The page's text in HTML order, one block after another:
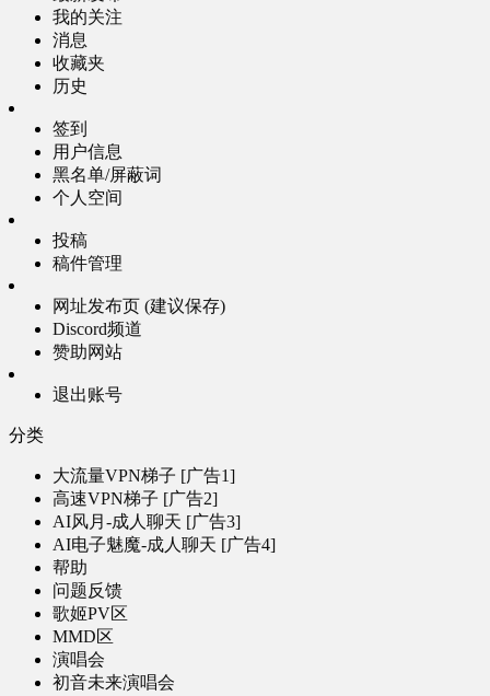
我的关注
消息
收藏夹
历史
签到
用户信息
黑名单/屏蔽词
个人空间
投稿
稿件管理
网址发布页 (建议保存)
Discord频道
赞助网站
退出账号
分类
大流量VPN梯子 [广告1]
高速VPN梯子 [广告2]
AI风月-成人聊天 [广告3]
AI电子魅魔-成人聊天 [广告4]
帮助
问题反馈
歌姬PV区
MMD区
演唱会
初音未来演唱会